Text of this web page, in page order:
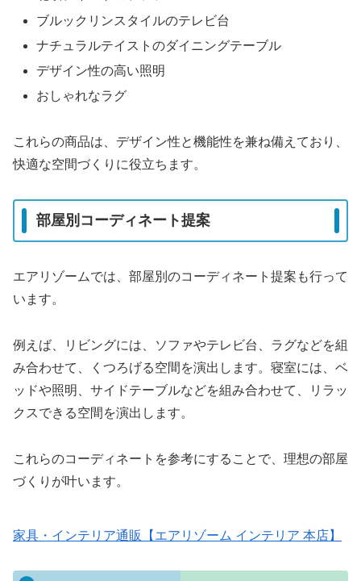
ブルックリンスタイルのテレビ台
ナチュラルテイストのダイニングテーブル
デザイン性の高い照明
おしゃれなラグ
これらの商品は、デザイン性と機能性を兼ね備えており、
快適な空間づくりに役立ちます。
部屋別コーディネート提案
エアリゾームでは、部屋別のコーディネート提案も行って
います。
例えば、リビングには、ソファやテレビ台、ラグなどを組
み合わせて、くつろげる空間を演出します。寝室には、ベ
ッドや照明、サイドテーブルなどを組み合わせて、リラッ
クスできる空間を演出します。
これらのコーディネートを参考にすることで、理想の部屋
づくりが叶います。
家具・インテリア通販【エアリゾーム インテリア 本店】